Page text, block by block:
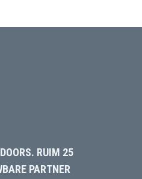
RUIM 25
PARTNER